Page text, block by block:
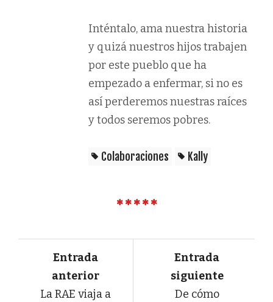
Inténtalo, ama nuestra historia
y quizá nuestros hijos trabajen
por este pueblo que ha
empezado a enfermar, si no es
así perderemos nuestras raíces
y todos seremos pobres.
Colaboraciones Kally
Entrada
anterior
La RAE viaja a
Entrada
siguiente
De cómo